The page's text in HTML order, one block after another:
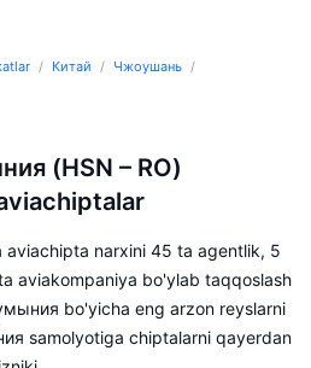
Китай
Чжоушань
(HSN – RO)
narxini 45 ta agentlik, 5
aviakompaniya bo'ylab taqqoslash
bo'yicha eng arzon reyslarni
samolyotiga chiptalarni qayerdan